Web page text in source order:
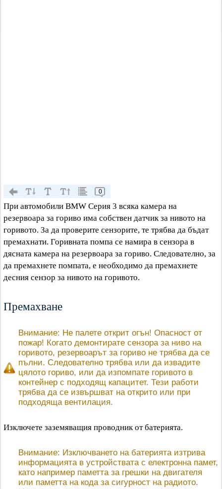
0
При автомобили BMW Серия 3 всяка камера на
резервоара за гориво има собствен датчик за нивото на
горивото. За да проверите сензорите, те трябва да бъдат
премахнати. Горивната помпа се намира в сензора в
дясната камера на резервоара за гориво. Следователно, за
да премахнете помпата, е необходимо да премахнете
десния сензор за нивото на горивото.
Премахване
Внимание: Не палете открит огън! Опасност от
пожар! Когато демонтирате сензора за ниво на
горивото, резервоарът за гориво не трябва да се
пълни. Следователно трябва или да извадите
цялото гориво, или да изпомпате горивото в
контейнер с подходящ капацитет. Тези работи
трябва да се извършват на открито или при
подходяща вентилация.
Изключете заземяващия проводник от батерията.
Внимание: Изключването на батерията изтрива
информацията в устройствата с електронна памет,
като например паметта за грешки на двигателя
или паметта на кода за сигурност на радиото.